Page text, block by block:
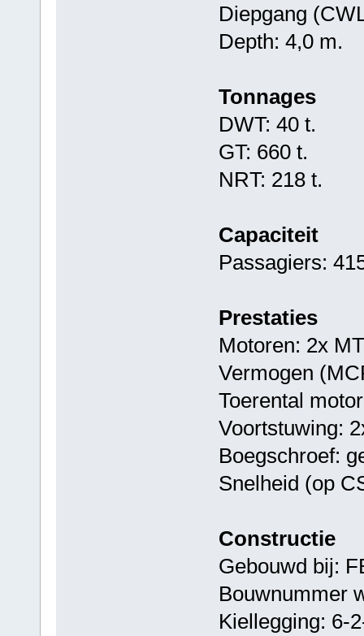
Diepgang
Depth: 4,0 m.
Tonnages
DWT: 40 t.
GT: 660 t.
NRT: 218 t.
Capaciteit
Passagiers:
Prestaties
Motoren: 2x
Vermogen
Toerental
Voortstuwing:
Boegschroef:
Snelheid (op
Constructie
Gebouwd bij:
Bouwnummer
Kiellegging: 6-